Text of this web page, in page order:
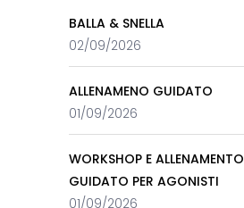
BALLA & SNELLA
02/09/2026
ALLENAMENO GUIDATO
01/09/2026
WORKSHOP E ALLENAMENTO
GUIDATO PER AGONISTI
01/09/2026